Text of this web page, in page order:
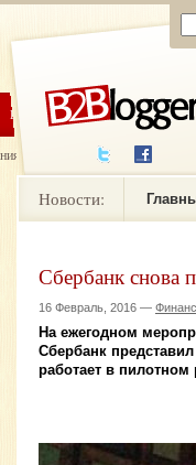
ЦЕНЫ ПОМОЩЬ
новостей
Новости:
Сбербанк снова
16 Февраль, 2016 —
На ежегодном
Сбербанк
работает в